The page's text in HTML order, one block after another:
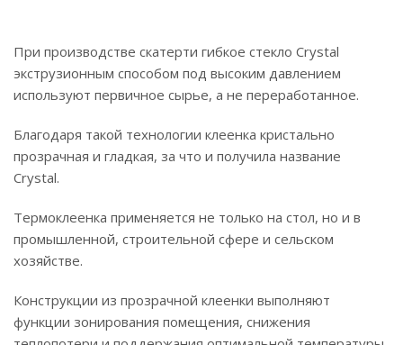
При производстве скатерти гибкое стекло Crystal
экструзионным способом под высоким давлением
используют первичное сырье, а не переработанное.
Благодаря такой технологии клеенка кристально
прозрачная и гладкая, за что и получила название
Crystal.
Термоклеенка применяется не только на стол, но и в
промышленной, строительной сфере и сельском
хозяйстве.
Конструкции из прозрачной клеенки выполняют
функции зонирования помещения, снижения